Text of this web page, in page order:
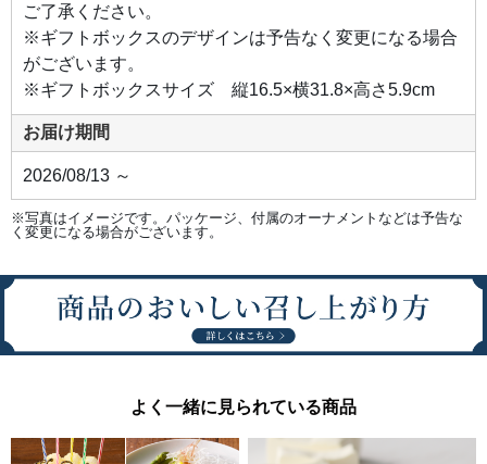
ご了承ください。
※ギフトボックスのデザインは予告なく変更になる場合
がございます。
※ギフトボックスサイズ 縦16.5×横31.8×高さ5.9cm
お届け期間
2026/08/13 ～
※写真はイメージです。パッケージ、付属のオーナメントなどは予告な
く変更になる場合がございます。
よく一緒に見られている商品